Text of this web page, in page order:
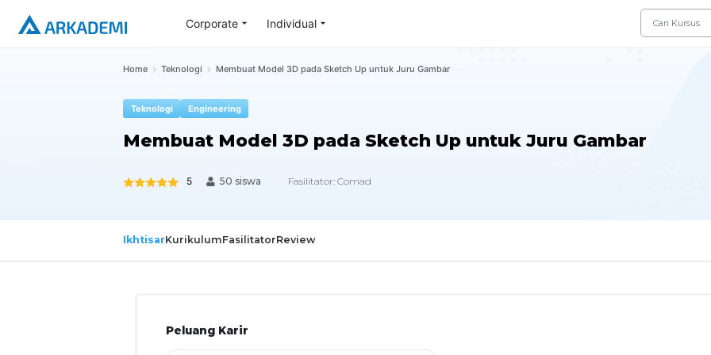
Corporate Individual
Home Teknologi Membuat Model 3D pada Sketch Up untuk Juru Gambar
Teknologi Engineering
Membuat Model 3D pada Sketch Up untuk Juru Gambar
5 50 siswa Fasilitator: Comad
IkhtisarKurikulumFasilitatorReview
Peluang Karir